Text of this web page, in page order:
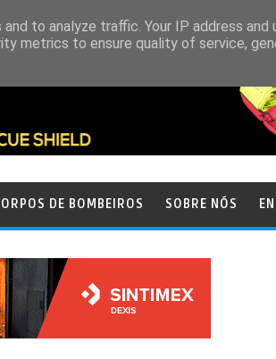
DE BOMBEIROS SOBRE NÓS
to analyze traffic. Your IP address and
metrics to ensure quality of service,